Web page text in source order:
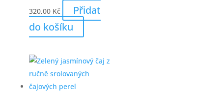
320,00 Kč
Přidat
do košíku